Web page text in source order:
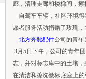
廊，清理走廊和楼梯间，
自驾车车辆，社区环境得
愿者服务活动捐赠了玫瑰，
北方奔驰配件公司的青年
3月5日下午，公司的青年
志，并对标志库中的土壤，
在清洁和擦洗徽标底座上